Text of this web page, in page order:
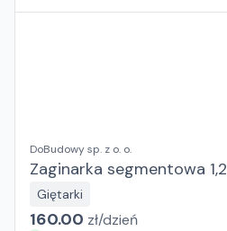
DoBudowy sp. z o. o.
Zaginarka segmentowa
Giętarki
160.00 zł/dzień